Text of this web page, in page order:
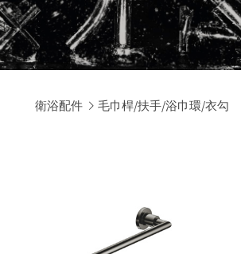
衛浴配件 毛巾桿/扶手/浴巾環/衣勾